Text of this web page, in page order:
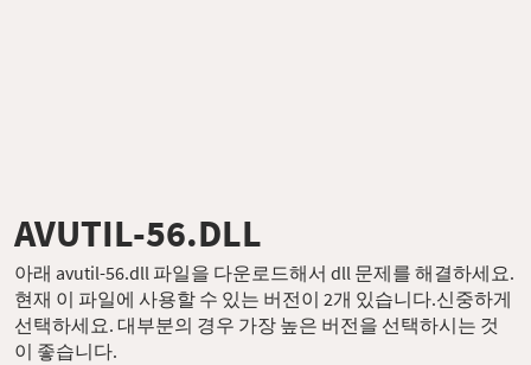
AVUTIL-56.DLL
아래 avutil-56.dll 파일을 다운로드해서 dll 문제를 해결하세요.
현재 이 파일에 사용할 수 있는 버전이 2개 있습니다.신중하게
선택하세요. 대부분의 경우 가장 높은 버전을 선택하시는 것
이 좋습니다.